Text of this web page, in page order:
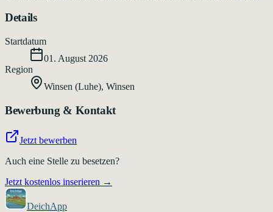
Details
Startdatum
01. August 2026
Region
Winsen (Luhe), Winsen
Bewerbung & Kontakt
Jetzt bewerben
Auch eine Stelle zu besetzen?
Jetzt kostenlos inserieren →
DeichApp